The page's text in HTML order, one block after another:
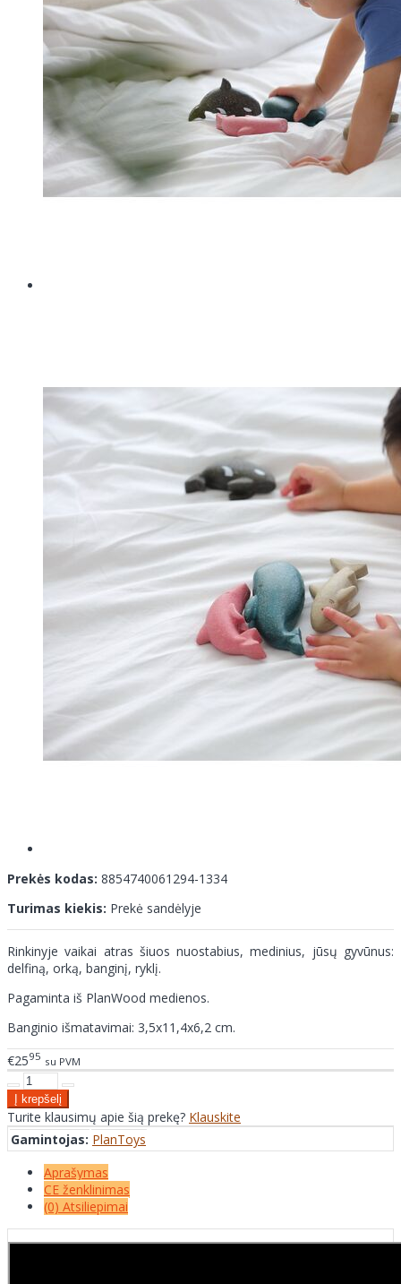
Prekės kodas: 8854740061294-1334
Turimas kiekis: Prekė sandėlyje
Rinkinyje vaikai atras šiuos nuostabius, medinius, jūsų gyvūnus:
delfiną, orką, banginį, ryklį.
Pagaminta iš PlanWood medienos.
Banginio išmatavimai: 3,5x11,4x6,2 cm.
€2595 su PVM
Turite klausimų apie šią prekę? Klauskite
Gamintojas: PlanToys
Aprašymas
CE ženklinimas
(0) Atsiliepimai